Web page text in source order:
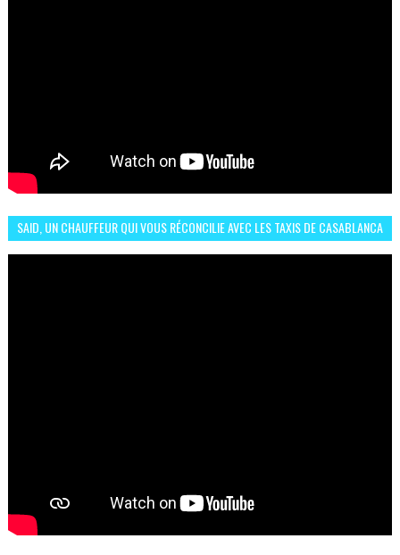
SAID, UN CHAUFFEUR QUI VOUS RÉCONCILIE AVEC LES TAXIS DE CASABLANCA